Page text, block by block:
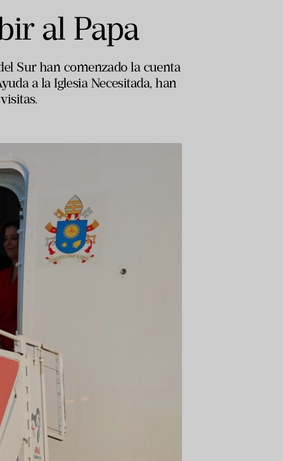
al Papa
Sur han comenzado la cuenta
a la Iglesia Necesitada, han